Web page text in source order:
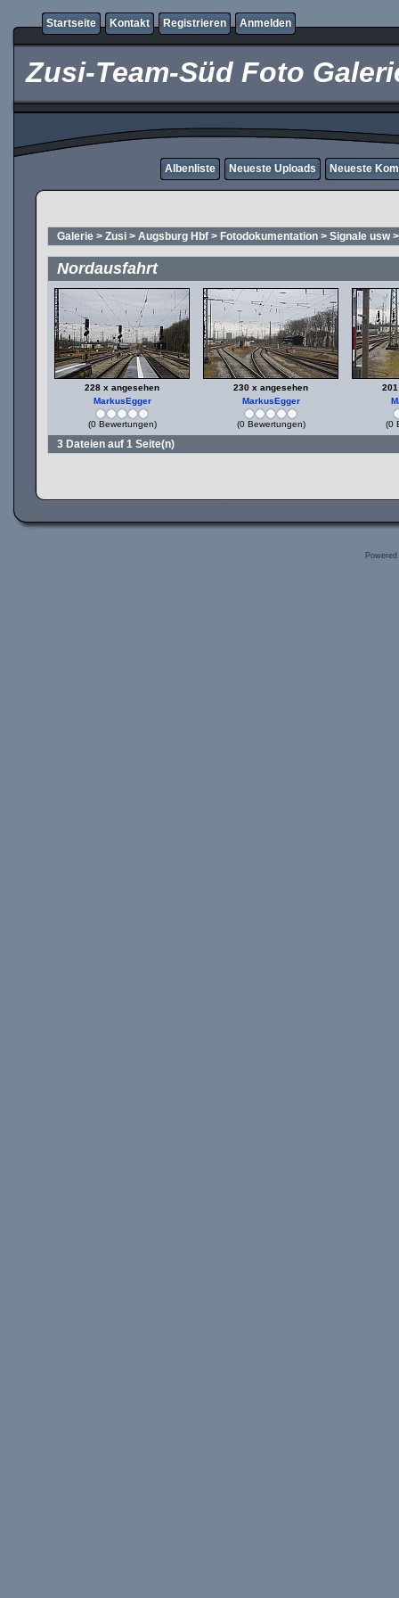
Startseite Kontakt Registrieren Anmelden
Zusi-Team-Süd Foto
Albenliste Neueste Uploads Neueste
Galerie > Zusi > Augsburg Hbf > Fotodokumentation > Signale usw
Nordausfahrt
228 x angesehen
MarkusEgger
(0 Bewertungen)
230 x angesehen
MarkusEgger
(0 Bewertungen) (0
3 Dateien auf 1 Seite(n)